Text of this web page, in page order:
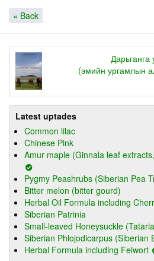
« Back
Дарьганга
(эмийн ургамлын
Latest uptades
Common lilac
Chinese Pink
Amur maple (Ginnala leaf
Pygmy Peashrubs (Siberian Pea
Bitter melon (bitter gourd)
Herbal Oil Formula including
Siberian Patrinia
Small-leaved Honeysuckle
Siberian Phlojodicarpus (Siberian
Herbal Formula including Felwort